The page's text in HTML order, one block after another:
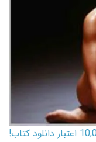
کارت اعتباری کتاب دانلود با 10,000,000 اعتبار دانلود کتاب!